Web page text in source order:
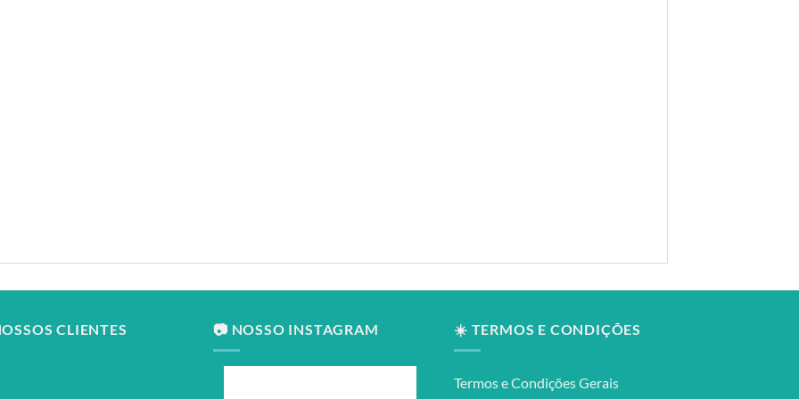
CLIENTES 📷 NOSSO INSTAGRAM ☀️ TERMOS E CONDIÇÕES
Termos e Condições Gerais